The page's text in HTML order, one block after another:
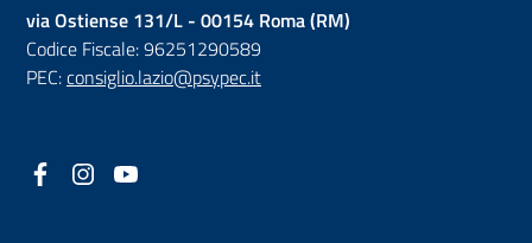
via Ostiense 131/L - 00154 Roma (RM)
Codice Fiscale: 96251290589
PEC:consiglio.lazio@psypec.it
Facebook
(nuova scheda - new tab)
Instagram
(nuova scheda - new tab)